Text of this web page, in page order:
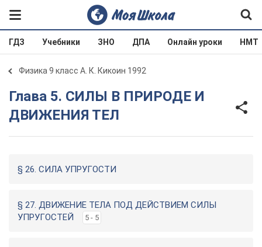
ГДЗ Учебники ЗНО ДПА Онлайн уроки НМТ
Физика 9 класс А. К. Кикоин 1992
Глава 5. СИЛЫ В ПРИРОДЕ И
ДВИЖЕНИЯ ТЕЛ
§ 26. СИЛА УПРУГОСТИ
§ 27. ДВИЖЕНИЕ ТЕЛА ПОД ДЕЙСТВИЕМ СИЛЫ
УПРУГОСТЕЙ
5 - 5